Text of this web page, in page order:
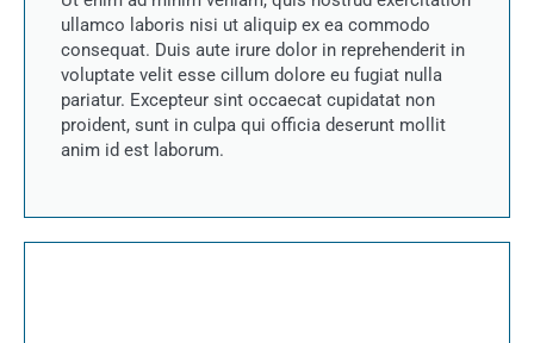
ullamco laboris nisi ut aliquip ex ea commodo
consequat. Duis aute irure dolor in reprehenderit in
voluptate velit esse cillum dolore eu fugiat nulla
pariatur. Excepteur sint occaecat cupidatat non
proident, sunt in culpa qui officia deserunt mollit
anim id est laborum.